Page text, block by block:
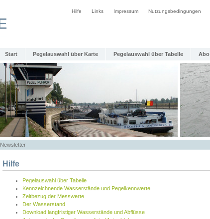
Hilfe Links Impressum Nutzungsbedingungen
Start Pegelauswahl über Karte Pegelauswahl über Tabelle Abo
Newsletter
Hilfe
Pegelauswahl über Tabelle
Kennzeichnende Wasserstände und Pegelkennwerte
Zeitbezug der Messwerte
Der Wasserstand
Download langfristiger Wasserstände und Abflüsse